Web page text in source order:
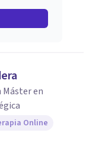
Máster en
Online